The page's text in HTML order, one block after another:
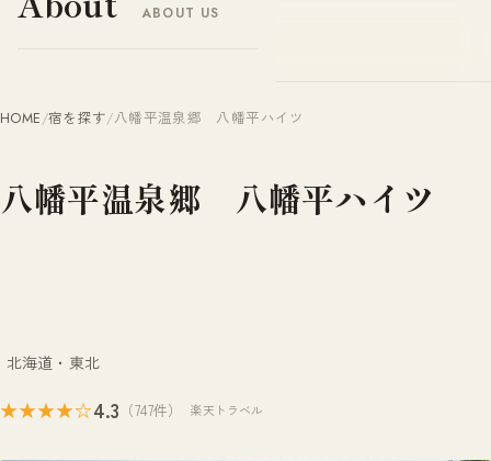
ABOUT US
HOME/宿を探す/八幡平温泉郷 八幡平ハイツ
八幡平温泉郷 八幡平ハイツ
北海道・東北
★★★★☆4.3 （747件） 楽天トラベル